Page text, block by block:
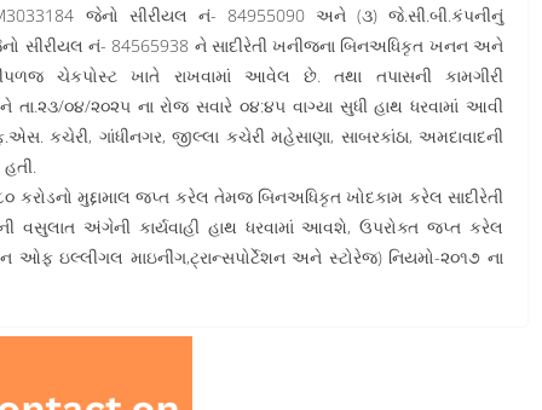
જેનો સીરીયલ નં- 84955090 અને (૩) જે.સી.બી.કંપનીનું
સીરીયલ નં- 84565938 ને સાદીરેતી ખનીજના બિનઅધિકૃત ખનન અને
ચેકપોસ્ટ ખાતે રાખવામાં આવેલ છે. તથા તપાસની કામગીરી
તા.૨૩/૦૪/૨૦૨૫ ના રોજ સવારે ૦૪:૪૫ વાગ્યા સુધી હાથ ધરવામાં આવી
ગાંધીનગર, જીલ્લા કચેરી મહેસાણા, સાબરકાંઠા, અમદાવાદની
મુદ્દામાલ જપ્ત કરેલ તેમજ બિનઅધિકૃત ખોદકામ કરેલ સાદીરેતી
વસુલાત અંગેની કાર્યવાહી હાથ ધરવામાં આવશે, ઉપરોક્ત જપ્ત કરેલ
ઓફ ઇલ્લીગલ માઇનીંગ,ટ્રાન્સપોર્ટેશન અને સ્ટોરેજ) નિયમો-૨૦૧૭ ના